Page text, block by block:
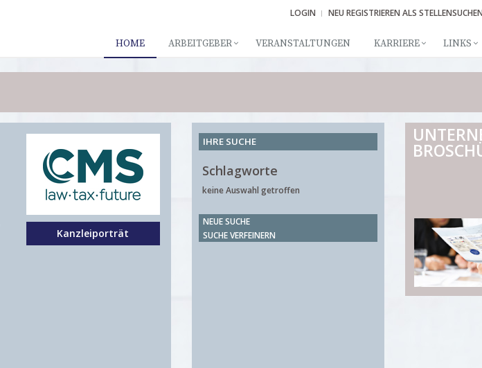
LOGIN NEU REGISTRIEREN ALS
HOME ARBEITGEBER VERANSTALTUNGEN KARRIERE LINKS
Kanzleiporträt
IHRE SUCHE
Schlagworte
keine Auswahl getroffen
NEUE SUCHE
SUCHE VERFEINERN